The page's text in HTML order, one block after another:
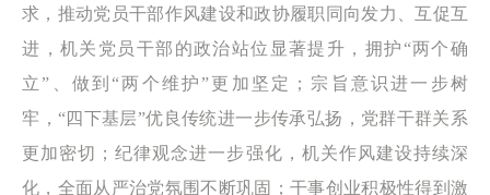
求，推动党员干部作风建设和政协履职同向发力、互促互
进，机关党员干部的政治站位显著提升，拥护“两个确
立”、做到“两个维护”更加坚定；宗旨意识进一步树
牢，“四下基层”优良传统进一步传承弘扬，党群干群关系
更加密切；纪律观念进一步强化，机关作风建设持续深
化，全面从严治党氛围不断巩固；干事创业积极性得到激